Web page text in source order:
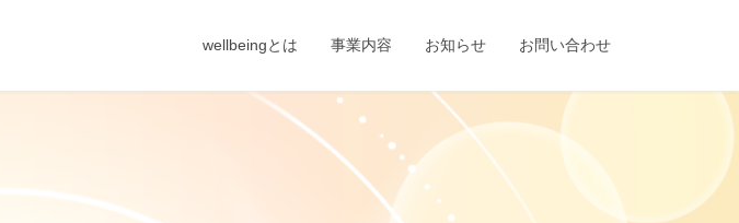
wellbeingとは 事業内容 お知らせ お問い合わせ